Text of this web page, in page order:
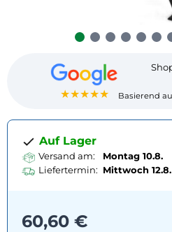
★★★★★ Basierend
Auf Lager
Versand am:
Montag 10.8.
Liefertermin: Mittwoch 12.8.
60,60 €